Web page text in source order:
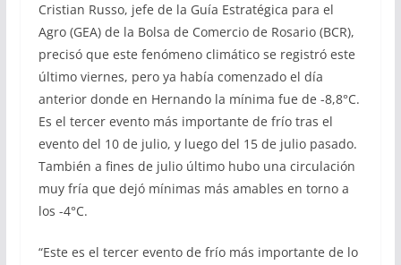
Cristian Russo, jefe de la Guía Estratégica para el
Agro (GEA) de la Bolsa de Comercio de Rosario (BCR),
precisó que este fenómeno climático se registró este
último viernes, pero ya había comenzado el día
anterior donde en Hernando la mínima fue de -8,8°C.
Es el tercer evento más importante de frío tras el
evento del 10 de julio, y luego del 15 de julio pasado.
También a fines de julio último hubo una circulación
muy fría que dejó mínimas más amables en torno a
los -4°C.
“Este es el tercer evento de frío más importante de lo